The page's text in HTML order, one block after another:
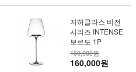
지허글라스 비전
시리즈 INTENSE
보르도 1P
160,000원
160,000원